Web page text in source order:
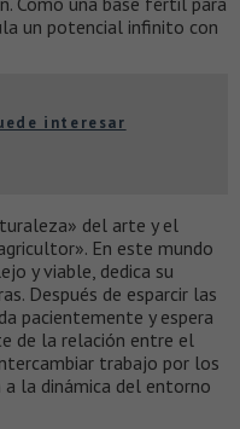
un potencial infinito con
interesar
del arte y el
En este mundo
y viable, dedica su
Después de esparcir las
pacientemente y espera
de la relación entre el
trabajo por los
a la dinámica del entorno